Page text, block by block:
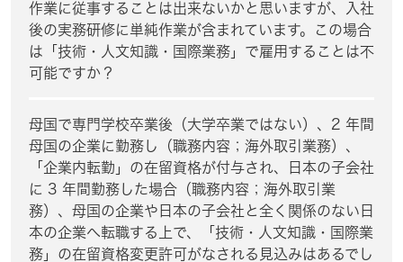
作業に従事することは出来ないかと思いますが、入社
後の実務研修に単純作業が含まれています。この場合
は「技術・人文知識・国際業務」で雇用することは不
可能ですか？
母国で専門学校卒業後（大学卒業ではない）、2 年間
母国の企業に勤務し（職務内容；海外取引業務）、
「企業内転勤」の在留資格が付与され、日本の子会社
に 3 年間勤務した場合（職務内容；海外取引業
務）、母国の企業や日本の子会社と全く関係のない日
本の企業へ転職する上で、「技術・人文知識・国際業
務」の在留資格変更許可がなされる見込みはあるでし